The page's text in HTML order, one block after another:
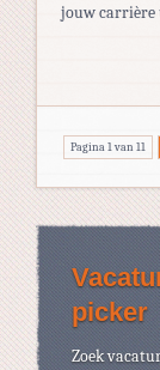
jouw carrière
Pagina 1 van 11
picker
Zoek